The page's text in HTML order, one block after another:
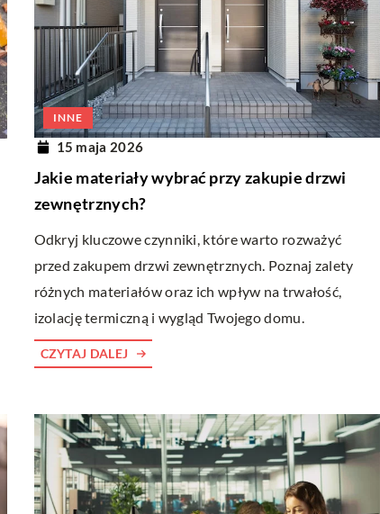
INNE
15 maja 2026
Jakie materiały wybrać przy zakupie drzwi
zewnętrznych?
Odkryj kluczowe czynniki, które warto rozważyć
przed zakupem drzwi zewnętrznych. Poznaj zalety
różnych materiałów oraz ich wpływ na trwałość,
izolację termiczną i wygląd Twojego domu.
CZYTAJ DALEJ